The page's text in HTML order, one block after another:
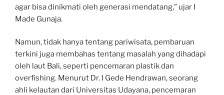
agar bisa dinikmati oleh generasi mendatang,” ujar I
Made Gunaja.
Namun, tidak hanya tentang pariwisata, pembaruan
terkini juga membahas tentang masalah yang dihadapi
oleh laut Bali, seperti pencemaran plastik dan
overfishing. Menurut Dr. I Gede Hendrawan, seorang
ahli kelautan dari Universitas Udayana, pencemaran